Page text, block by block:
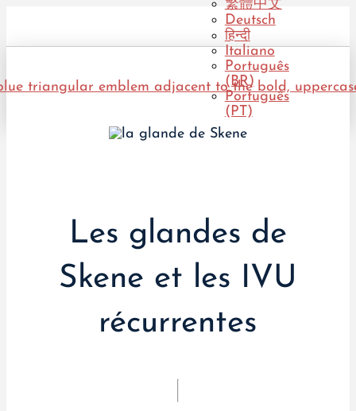
繁體中文
Deutsch
हिन्दी
Italiano
Português
(BR)
Português
(PT)
Les glandes de
Skene et les IVU
récurrentes